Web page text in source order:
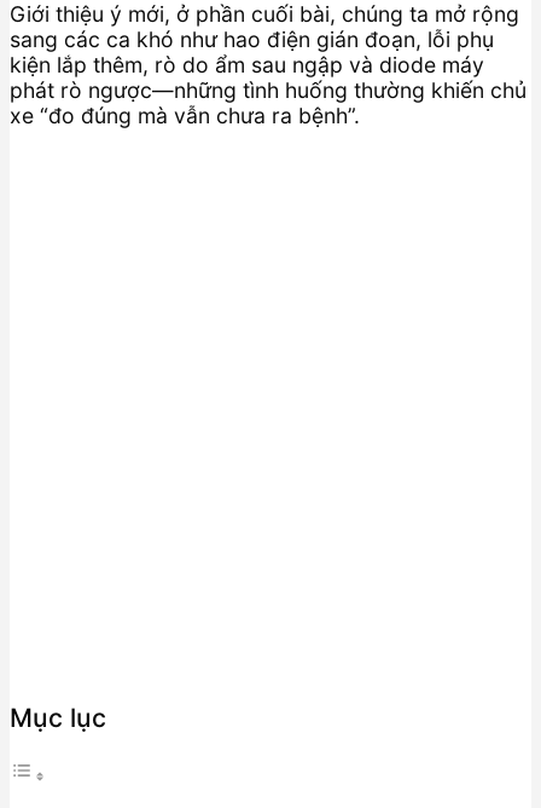
Giới thiệu ý mới, ở phần cuối bài, chúng ta mở rộng
sang các ca khó như hao điện gián đoạn, lỗi phụ
kiện lắp thêm, rò do ẩm sau ngập và diode máy
phát rò ngược—những tình huống thường khiến chủ
xe “đo đúng mà vẫn chưa ra bệnh”.
Mục lục